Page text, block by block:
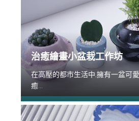
治癒繪畫小盆栽工作坊
在高壓的都市生活中,擁有一盆可
癒...